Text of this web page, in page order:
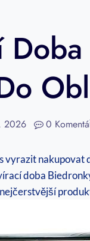
2026 0
vyrazit
doba